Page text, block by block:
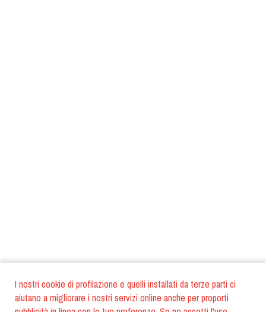
I nostri cookie di profilazione e quelli installati da terze parti ci
aiutano a migliorare i nostri servizi online anche per proporti